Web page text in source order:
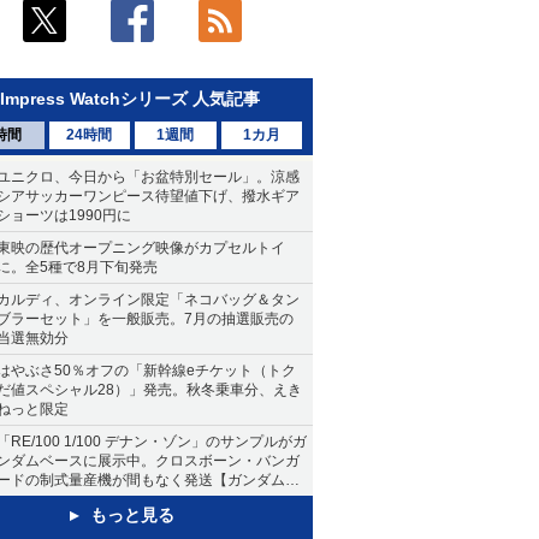
Impress Watchシリーズ 人気記事
間 24時間 1週間 1カ月
ニクロ、今日から「お盆特別セール」。涼感
アサッカーワンピース待望値下げ、撥水ギア
ョーツは1990円に
映の歴代オープニング映像がカプセルトイ
。全5種で8月下旬発売
ルディ、オンライン限定「ネコバッグ＆タン
ラーセット」を一般販売。7月の抽選販売の
選無効分
やぶさ50％オフの「新幹線eチケット（トク
値スペシャル28）」発売。秋冬乗車分、えき
っと限定
RE/100 1/100 デナン・ゾン」のサンプルがガ
ダムベースに展示中。クロスボーン・バンガ
ドの制式量産機が間もなく発送【ガンダムベ
ス撮り下ろし】
もっと見る